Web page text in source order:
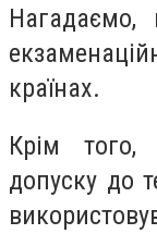
країнах.
Крім того,
допуску до